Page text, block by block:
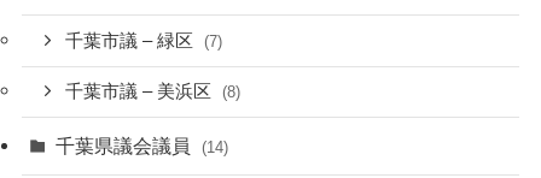
千葉市議 – 緑区 (7)
千葉市議 – 美浜区 (8)
千葉県議会議員 (14)